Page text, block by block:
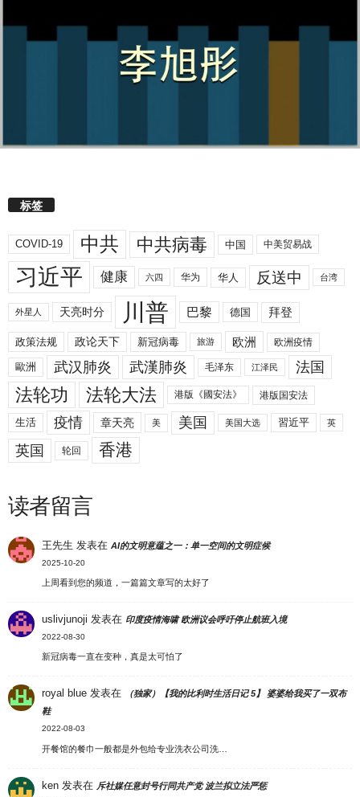
标签
COVID-19 中共 中共病毒 中国 中美贸易战
习近平 健康 六四 华为 华人 反送中 台湾
外星人 天亮时分 川普 巴黎 德国 拜登
政策法规 政论天下 新冠病毒 旅游 欧洲 欧洲疫情
歐洲 武汉肺炎 武漢肺炎 毛泽东 江泽民 法国
法轮功 法轮大法 港版《國安法》 港版国安法
生活 疫情 章天亮 美 美国 美国大选 習近平 英
英国 轮回 香港
读者留言
王先生 发表在AI的文明意蕴之一：单一空间的文明症候
2025-10-20
上周看到您的频道，一篇篇文章写的太好了
uslivjunoji 发表在 印度疫情海啸 欧洲议会呼吁停止航班入境
2022-08-30
新冠病毒一直在变种，真是太可怕了
royal blue 发表在
（独家）【我的比利时生活日记 5】 婆婆给我买了一双布
鞋
2022-08-03
开餐馆的餐巾一般都是外包给专业洗衣公司洗…
ken 发表在 斥社媒任意封号行同共产党 波兰拟立法严惩